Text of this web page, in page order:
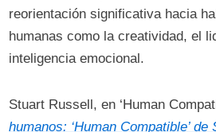
reorientación significativa hacia
humanas como la creatividad, el
inteligencia emocional.
Stuart Russell, en ‘Human
humanos: ‘Human Compatible’